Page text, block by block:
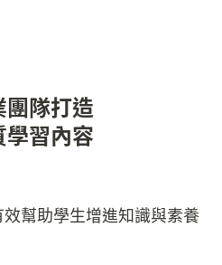
團隊打造
學習內容
幫助學生增進知識與素養